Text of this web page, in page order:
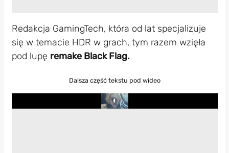
Redakcja GamingTech, która od lat specjalizuje
się w temacie HDR w grach, tym razem wzięła
pod lupę remake Black Flag.
Dalsza część tekstu pod wideo
Play